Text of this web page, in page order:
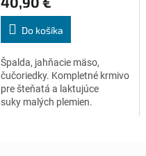
produktu
je
5,0
z
5
hviezdičiek.
Do košíka
Špalda, jahňacie mäso,
čučoriedky. Kompletné krmivo
pre šteňatá a laktujúce
suky malých plemien.